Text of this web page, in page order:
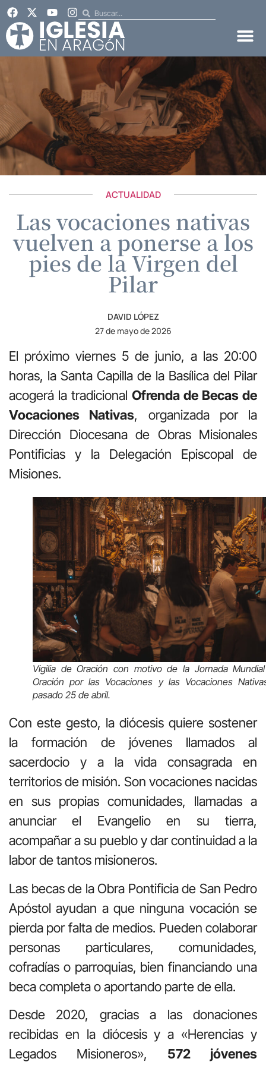
ACTUALIDAD
Las vocaciones nativas
vuelven a ponerse a los
pies de la Virgen del
Pilar
DAVID LÓPEZ
27 de mayo de 2026
El próximo viernes 5 de junio, a las 20:00
horas, la Santa Capilla de la Basílica del Pilar
acogerá la tradicional Ofrenda de Becas de
Vocaciones Nativas, organizada por la
Dirección Diocesana de Obras Misionales
Pontificias y la Delegación Episcopal de
Misiones.
Vigilia de Oración con motivo de la Jornada
Oración por las Vocaciones y las Vocaciones
pasado 25 de abril.
Con este gesto, la diócesis quiere sostener
la formación de jóvenes llamados al
sacerdocio y a la vida consagrada en
territorios de misión. Son vocaciones nacidas
en sus propias comunidades, llamadas a
anunciar el Evangelio en su tierra,
acompañar a su pueblo y dar continuidad a la
labor de tantos misioneros.
Las becas de la Obra Pontificia de San Pedro
Apóstol ayudan a que ninguna vocación se
pierda por falta de medios. Pueden colaborar
personas particulares, comunidades,
cofradías o parroquias, bien financiando una
beca completa o aportando parte de ella.
Desde 2020, gracias a las donaciones
recibidas en la diócesis y a «Herencias y
Legados Misioneros», 572 jóvenes